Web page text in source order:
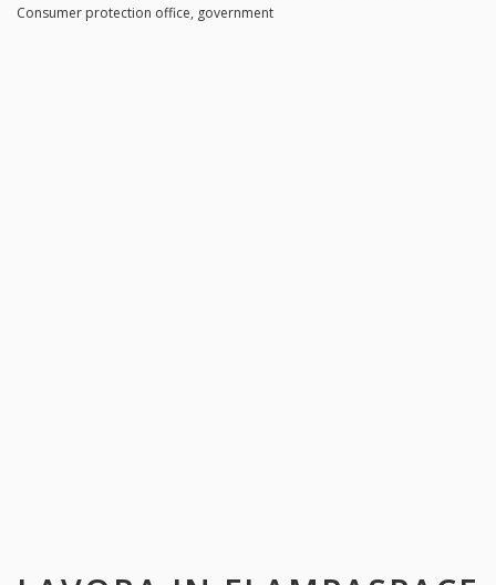
Consumer protection office, government